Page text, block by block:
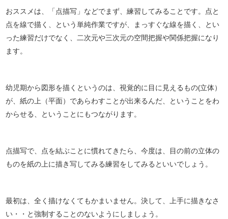
おススメは、「点描写」などでまず、練習してみることです。点と
点を線で描く、という単純作業ですが、まっすぐな線を描く、とい
った練習だけでなく、二次元や三次元の空間把握や関係把握になり
ます。
幼児期から図形を描くというのは、視覚的に目に見えるもの(立体）
が、紙の上（平面）であらわすことが出来るんだ、ということをわ
からせる、ということにもつながります。
点描写で、点を結ぶことに慣れてきたら、今度は、目の前の立体の
ものを紙の上に描き写してみる練習をしてみるといいでしょう。
最初は、全く描けなくてもかまいません。決して、上手に描きなさ
い・・と強制することのないようにしましょう。